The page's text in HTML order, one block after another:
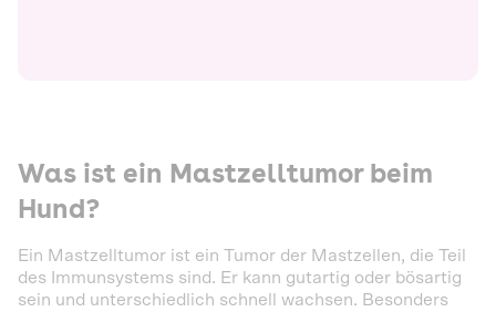
Was ist ein Mastzelltumor beim
Hund?
Ein Mastzelltumor ist ein Tumor der Mastzellen, die Teil
des Immunsystems sind. Er kann gutartig oder bösartig
sein und unterschiedlich schnell wachsen. Besonders